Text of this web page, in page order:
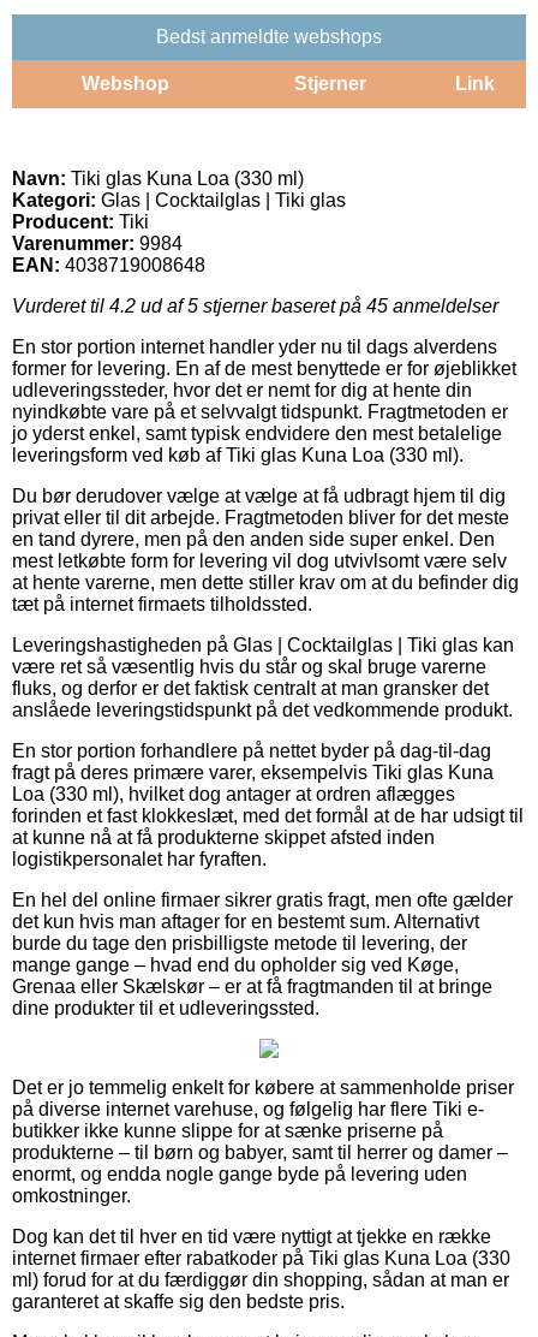
Bedst anmeldte webshops
Webshop Stjerner Link
Navn: Tiki glas Kuna Loa (330 ml)
Kategori: Glas | Cocktailglas | Tiki glas
Producent: Tiki
Varenummer: 9984
EAN: 4038719008648
Vurderet til 4.2 ud af 5 stjerner baseret på 45 anmeldelser
En stor portion internet handler yder nu til dags alverdens
former for levering. En af de mest benyttede er for øjeblikket
udleveringssteder, hvor det er nemt for dig at hente din
nyindkøbte vare på et selvvalgt tidspunkt. Fragtmetoden er
jo yderst enkel, samt typisk endvidere den mest betalelige
leveringsform ved køb af Tiki glas Kuna Loa (330 ml).
Du bør derudover vælge at vælge at få udbragt hjem til dig
privat eller til dit arbejde. Fragtmetoden bliver for det meste
en tand dyrere, men på den anden side super enkel. Den
mest letkøbte form for levering vil dog utvivlsomt være selv
at hente varerne, men dette stiller krav om at du befinder dig
tæt på internet firmaets tilholdssted.
Leveringshastigheden på Glas | Cocktailglas | Tiki glas kan
være ret så væsentlig hvis du står og skal bruge varerne
fluks, og derfor er det faktisk centralt at man gransker det
anslåede leveringstidspunkt på det vedkommende produkt.
En stor portion forhandlere på nettet byder på dag-til-dag
fragt på deres primære varer, eksempelvis Tiki glas Kuna
Loa (330 ml), hvilket dog antager at ordren aflægges
forinden et fast klokkeslæt, med det formål at de har udsigt til
at kunne nå at få produkterne skippet afsted inden
logistikpersonalet har fyraften.
En hel del online firmaer sikrer gratis fragt, men ofte gælder
det kun hvis man aftager for en bestemt sum. Alternativt
burde du tage den prisbilligste metode til levering, der
mange gange – hvad end du opholder sig ved Køge,
Grenaa eller Skælskør – er at få fragtmanden til at bringe
dine produkter til et udleveringssted.
Det er jo temmelig enkelt for købere at sammenholde priser
på diverse internet varehuse, og følgelig har flere Tiki e-
butikker ikke kunne slippe for at sænke priserne på
produkterne – til børn og babyer, samt til herrer og damer –
enormt, og endda nogle gange byde på levering uden
omkostninger.
Dog kan det til hver en tid være nyttigt at tjekke en række
internet firmaer efter rabatkoder på Tiki glas Kuna Loa (330
ml) forud for at du færdiggør din shopping, sådan at man er
garanteret at skaffe sig den bedste pris.